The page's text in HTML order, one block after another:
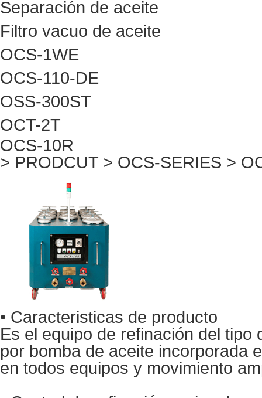
Separación de aceite
Filtro vacuo de aceite
OCS-1WE
OCS-110-DE
OSS-300ST
OCT-2T
OCS-10R
> PRODCUT > OCS-SERIES >
• Caracteristicas de producto
Es el equipo de refinación del
por bomba de aceite incorporada
en todos equipos y movimiento